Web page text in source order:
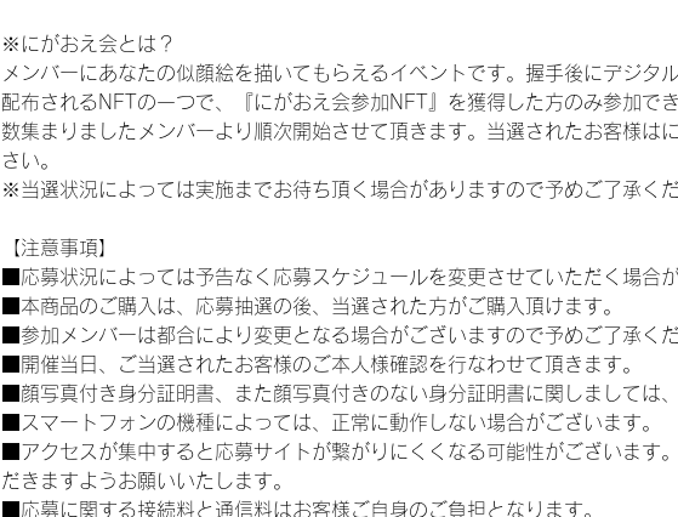
※にがおえ会とは？
メンバーにあなたの似顔絵を描いてもらえるイベントです。握手後にデジ
配布されるNFTの一つで、『にがおえ会参加NFT』を獲得した方のみ参加で
数集まりましたメンバーより順次開始させて頂きます。当選されたお客様は
さい。
※当選状況によっては実施までお待ち頂く場合がありますので予めご了承くだ
【注意事項】
■応募状況によっては予告なく応募スケジュールを変更させていただく場合が
■本商品のご購入は、応募抽選の後、当選された方がご購入頂けます。
■参加メンバーは都合により変更となる場合がございますので予めご了承くだ
■開催当日、ご当選されたお客様のご本人様確認を行なわせて頂きます。
■顔写真付き身分証明書、また顔写真付きのない身分証明書に関しましては
■スマートフォンの機種によっては、正常に動作しない場合がございます。
■アクセスが集中すると応募サイトが繋がりにくくなる可能性がございます
だきますようお願いいたします。
■応募に関する接続料と通信料はお客様ご自身のご負担となります。